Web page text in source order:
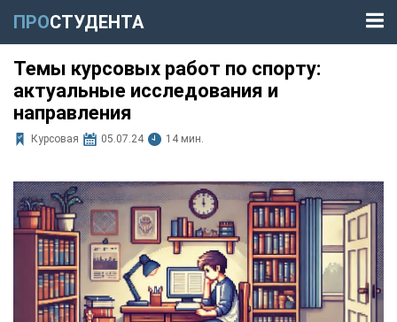
ПРОСТУДЕНТА
Темы курсовых работ по спорту:
актуальные исследования и
направления
Курсовая 05.07.24 14 мин.